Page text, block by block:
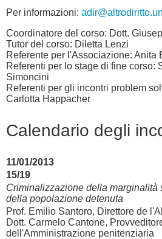
Per informazioni:
Coordinatore del corso: Dott.
Tutor del corso: Diletta Lenzi
Referente per l'Associazione: Anita
Referenti per lo stage di fine corso:
Simoncini
Referenti per gli incontri problem
Carlotta Happacher
Calendario degli
11/01/2013
15/19
Criminalizzazione della marginalità
della popolazione detenuta
Prof. Emilio Santoro, Direttore de
Dott. Carmelo Cantone,
dell'Amministrazione penitenziaria